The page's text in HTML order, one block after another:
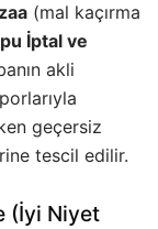
(mal kaçırma
İptal ve
akli
geçersiz
tescil edilir.
(İyi Niyet